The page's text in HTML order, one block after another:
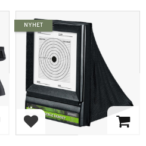
Add to favorites
NYHET